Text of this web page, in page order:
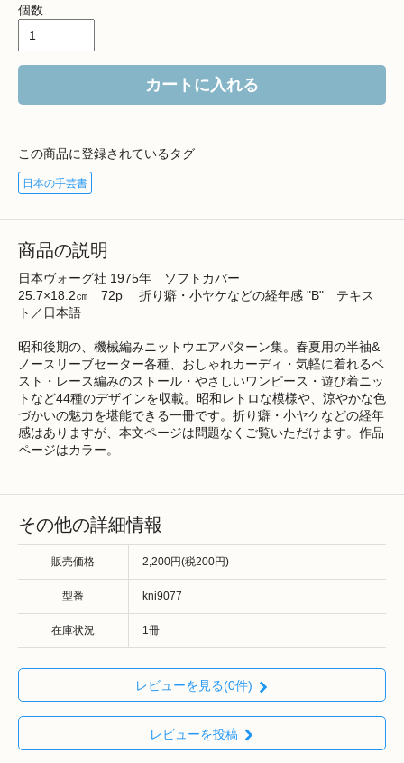
個数
カートに入れる
この商品に登録されているタグ
日本の手芸書
商品の説明
日本ヴォーグ社 1975年 ソフトカバー
25.7×18.2㎝ 72p 折り癖・小ヤケなどの経年感 "B" テキス
ト／日本語
昭和後期の、機械編みニットウエアパターン集。春夏用の半袖&
ノースリーブセーター各種、おしゃれカーディ・気軽に着れるベ
スト・レース編みのストール・やさしいワンピース・遊び着ニッ
トなど44種のデザインを収載。昭和レトロな模様や、涼やかな色
づかいの魅力を堪能できる一冊です。折り癖・小ヤケなどの経年
感はありますが、本文ページは問題なくご覧いただけます。作品
ページはカラー。
その他の詳細情報
販売価格 2,200円(税200円)
型番 kni9077
在庫状況 1冊
レビューを見る(0件)
レビューを投稿